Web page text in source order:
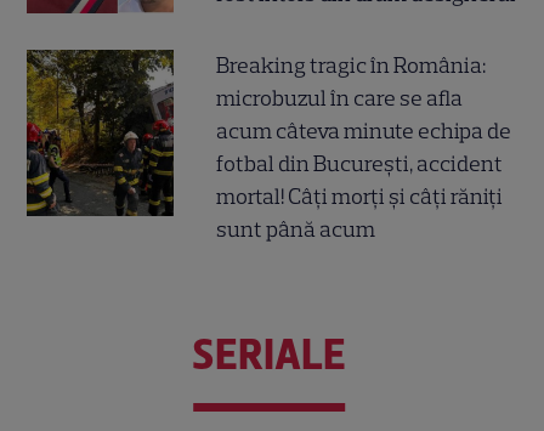
Breaking tragic în România:
microbuzul în care se afla
acum câteva minute echipa de
fotbal din București, accident
mortal! Câți morți și câți răniți
sunt până acum
SERIALE